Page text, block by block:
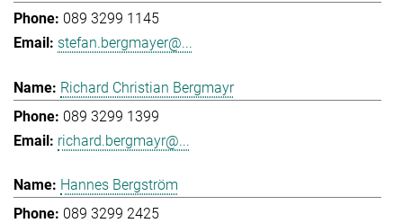
089 3299 1145
stefan.bergmayer@...
Richard Christian Bergmayr
089 3299 1399
richard.bergmayr@...
Hannes Bergström
089 3299 2425